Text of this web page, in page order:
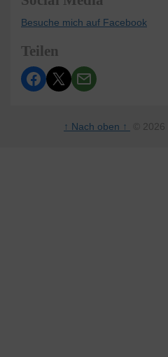
Besuche mich auf Facebook
Teilen
↑ Nach oben ↑ © 2026